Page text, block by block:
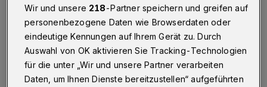
Wuppertal·Wuppertals Hausbesitzerinnen und -
besitzer bekommen wieder Post von der Stadt: Sie
bittet um die Mitarbeit für einen neuen qualifizierten
Mietspiegel. Die Befragung zu den aktuellen
Mietpreisen startet am 4. April.
Wir und unsere 218-Partner speichern und greifen auf
personenbezogene Daten wie Browserdaten oder
eindeutige Kennungen auf Ihrem Gerät zu. Durch
Auswahl von OK aktivieren Sie Tracking-Technologien
für die unter „Wir und unsere Partner verarbeiten
Daten, um Ihnen Dienste bereitzustellen“ aufgeführten